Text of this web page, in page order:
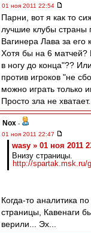
01 ноя 2011 22:54
Парни, вот я как то
лучшие клубы страны
Вагинера Лава за его
Хотя бы на 6
в ногу до конца"??
против игроков "не
можно играть только
Просто зла не хватает...
Nox -
01 ноя 2011 22:47
wasy » 01 ноя 2011
Внизу страницы.
http://spartak.msk.ru/
Когда-то аналитика
страницы, Кавенаги
верили... Эх...